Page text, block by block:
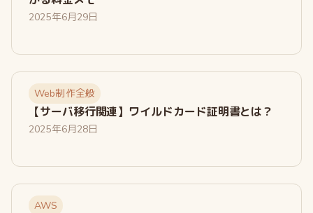
2025年6月29日
Web制作全般
【サーバ移行関連】ワイルドカード証明書とは？
2025年6月28日
AWS